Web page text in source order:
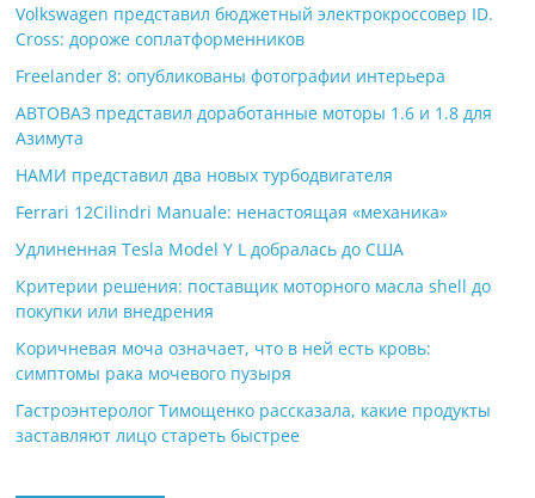
Volkswagen представил бюджетный электрокроссовер ID.
Cross: дороже соплатформенников
Freelander 8: опубликованы фотографии интерьера
АВТОВАЗ представил доработанные моторы 1.6 и 1.8 для
Азимута
НАМИ представил два новых турбодвигателя
Ferrari 12Cilindri Manuale: ненастоящая «механика»
Удлиненная Tesla Model Y L добралась до США
Критерии решения: поставщик моторного масла shell до
покупки или внедрения
Коричневая моча означает, что в ней есть кровь:
симптомы рака мочевого пузыря
Гастроэнтеролог Тимощенко рассказала, какие продукты
заставляют лицо стареть быстрее